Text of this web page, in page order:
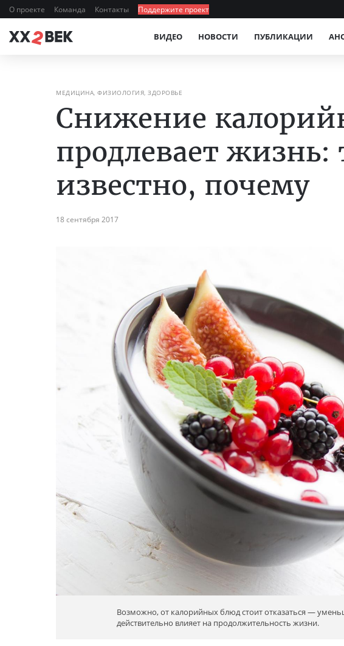
О проекте Команда Контакты Поддержите проект
ВИДЕО НОВОСТИ ПУБЛИКАЦИИ
МЕДИЦИНА, ФИЗИОЛОГИЯ, ЗДОРОВЬЕ
Снижение
продлевает
известно, почему
18 сентября 2017
Возможно, от калорийных блюд стоит отказаться —
действительно влияет на продолжительность жизни.